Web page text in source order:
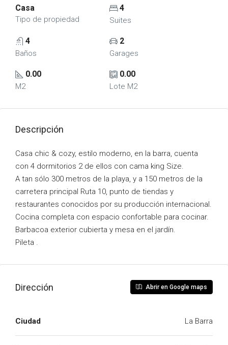
Casa
Tipo de propiedad
4
Suites
4
Baños
2
Garages
0.00
M2
0.00
Lote M2
Descripción
Casa chic & cozy, estilo moderno, en la barra, cuenta
con 4 dormitorios 2 de ellos con cama king Size.
A tan sólo 300 metros de la playa, y a 150 metros de la
carretera principal Ruta 10, punto de tiendas y
restaurantes conocidos por su producción internacional.
Cocina completa con espacio confortable para cocinar.
Barbacoa exterior cubierta y mesa en el jardín.
Pileta .
Dirección Abrir en Google maps
Ciudad La Barra